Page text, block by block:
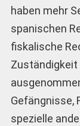
haben mehr
spanischen
fiskalische
Zuständigkeit
Gefängnisse,
spezielle